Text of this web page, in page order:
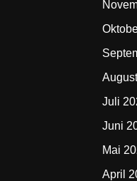
Juli
Juni
Mai
April